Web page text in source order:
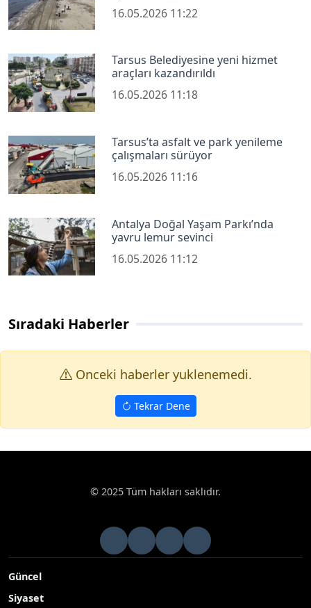
16.05.2026 11:22
Tarsus Belediyesine yeni hizmet
araçları kazandırıldı
16.05.2026 11:18
Tarsus’ta asfalt ve park yenileme
çalışmaları sürüyor
16.05.2026 11:16
Antalya Doğal Yaşam Parkı’nda
yavru lemur sevinci
16.05.2026 11:12
Sıradaki Haberler
Onceki haberler yuklenemedi.
Tekrar Dene
© 2025 Tüm hakları saklıdır.
Güncel
Siyaset